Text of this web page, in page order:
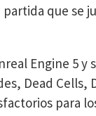
que se
Engine 5 y
Dead Cells,
para